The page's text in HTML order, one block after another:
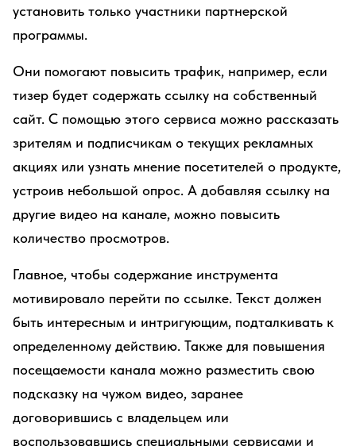
установить только участники партнерской
программы.
Они помогают повысить трафик, например, если
тизер будет содержать ссылку на собственный
сайт. С помощью этого сервиса можно рассказать
зрителям и подписчикам о текущих рекламных
акциях или узнать мнение посетителей о продукте,
устроив небольшой опрос. А добавляя ссылку на
другие видео на канале, можно повысить
количество просмотров.
Главное, чтобы содержание инструмента
мотивировало перейти по ссылке. Текст должен
быть интересным и интригующим, подталкивать к
определенному действию. Также для повышения
посещаемости канала можно разместить свою
подсказку на чужом видео, заранее
договорившись с владельцем или
воспользовавшись специальными сервисами и